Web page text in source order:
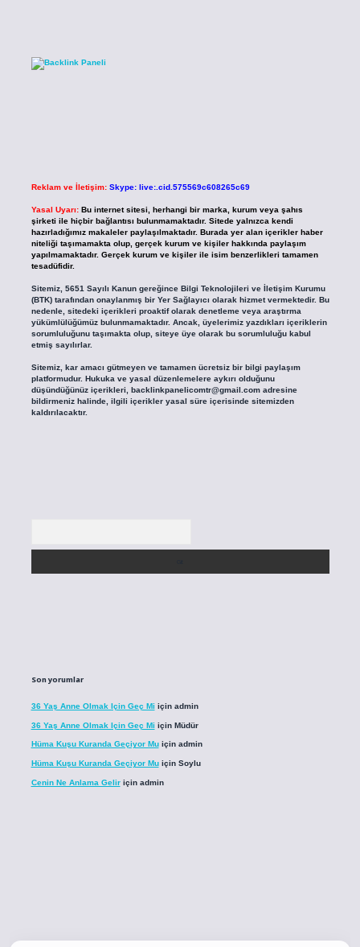
Reklam ve İletişim: Skype: live:.cid.575569c608265c69
Yasal Uyarı: Bu internet sitesi, herhangi bir marka, kurum veya şahıs
şirketi ile hiçbir bağlantısı bulunmamaktadır. Sitede yalnızca kendi
hazırladığımız makaleler paylaşılmaktadır. Burada yer alan içerikler haber
niteliği taşımamakta olup, gerçek kurum ve kişiler hakkında paylaşım
yapılmamaktadır. Gerçek kurum ve kişiler ile isim benzerlikleri tamamen
tesadüfidir.
Sitemiz, 5651 Sayılı Kanun gereğince Bilgi Teknolojileri ve İletişim Kurumu
(BTK) tarafından onaylanmış bir Yer Sağlayıcı olarak hizmet vermektedir. Bu
nedenle, sitedeki içerikleri proaktif olarak denetleme veya araştırma
yükümlülüğümüz bulunmamaktadır. Ancak, üyelerimiz yazdıkları içeriklerin
sorumluluğunu taşımakta olup, siteye üye olarak bu sorumluluğu kabul
etmiş sayılırlar.
Sitemiz, kar amacı gütmeyen ve tamamen ücretsiz bir bilgi paylaşım
platformudur. Hukuka ve yasal düzenlemelere aykırı olduğunu
düşündüğünüz içerikleri, backlinkpanelicomtr@gmail.comadresine
bildirmeniz halinde, ilgili içerikler yasal süre içerisinde sitemizden
kaldırılacaktır.
Son yorumlar
36 Yaş Anne Olmak Için Geç Mi için admin
36 Yaş Anne Olmak Için Geç Mi için Müdür
Hüma Kuşu Kuranda Geçiyor Muiçin admin
Hüma Kuşu Kuranda Geçiyor Muiçin Soylu
Cenin Ne Anlama Geliriçin admin